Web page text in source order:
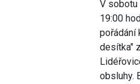
V sobotu
19:00
pořádání
desítka"
obsluhy.